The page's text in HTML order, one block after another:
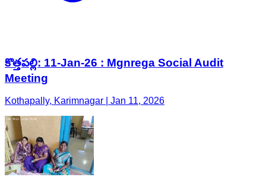
కొత్తపల్లి: 11-Jan-26 : Mgnrega Social Audit
Meeting
Kothapally, Karimnagar | Jan 11, 2026